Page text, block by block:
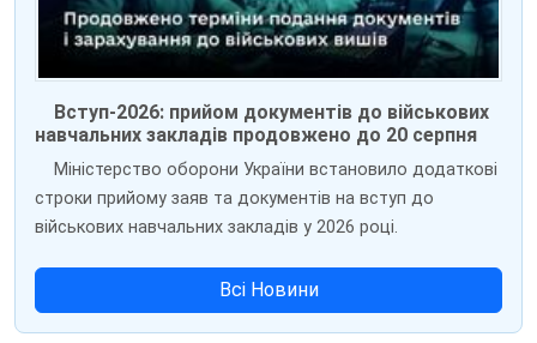
Вступ-2026: прийом документів до військових
навчальних закладів продовжено до 20 серпня
Міністерство оборони України встановило додаткові
строки прийому заяв та документів на вступ до
військових навчальних закладів у 2026 році.
Всі Новини